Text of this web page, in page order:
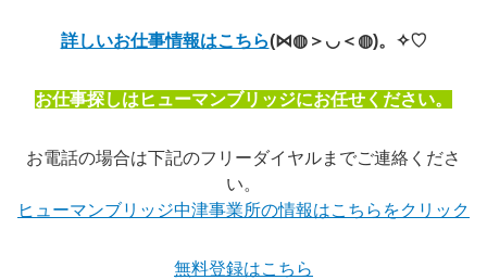
詳しいお仕事情報はこちら(⋈◍＞◡＜◍)。✧♡
お仕事探しはヒューマンブリッジにお任せください。
お電話の場合は下記のフリーダイヤルまでご連絡くださ
い。
ヒューマンブリッジ中津事業所の情報はこちらをクリック
無料登録はこちら